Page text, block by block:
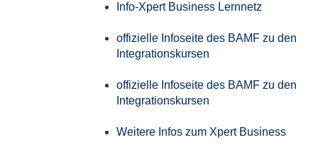
Info-Xpert Business Lernnetz
offizielle Infoseite des BAMF zu den
Integrationskursen
offizielle Infoseite des BAMF zu den
Integrationskursen
Weitere Infos zum Xpert Business